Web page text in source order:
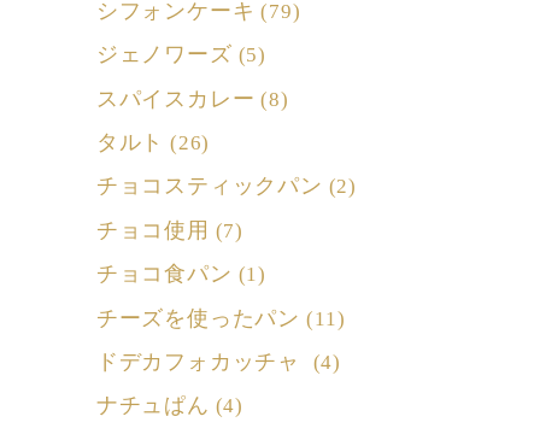
シフォンケーキ (79)
ジェノワーズ (5)
スパイスカレー (8)
タルト (26)
チョコスティックパン (2)
チョコ使用 (7)
チョコ食パン (1)
チーズを使ったパン (11)
ドデカフォカッチャ (4)
ナチュぱん (4)